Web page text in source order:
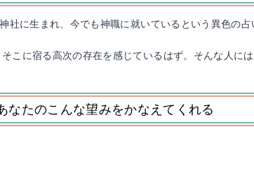
社に生まれ、今でも神職に就いているという異色の占
こに宿る高次の存在を感じているはず。そんな人に
なたのこんな望みをかなえてくれる